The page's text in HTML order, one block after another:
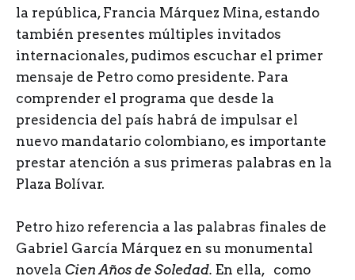
la república, Francia Márquez Mina, estando
también presentes múltiples invitados
internacionales, pudimos escuchar el primer
mensaje de Petro como presidente. Para
comprender el programa que desde la
presidencia del país habrá de impulsar el
nuevo mandatario colombiano, es importante
prestar atención a sus primeras palabras en la
Plaza Bolívar.
Petro hizo referencia a las palabras finales de
Gabriel García Márquez en su monumental
novela Cien Años de Soledad. En ella, como